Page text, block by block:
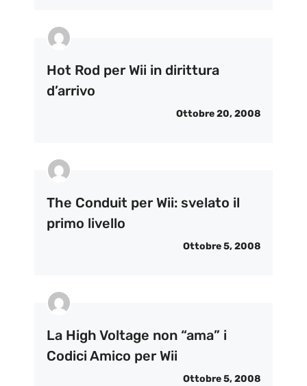
Hot Rod per Wii in dirittura
d’arrivo
Ottobre 20, 2008
The Conduit per Wii: svelato il
primo livello
Ottobre 5, 2008
La High Voltage non “ama” i
Codici Amico per Wii
Ottobre 5, 2008